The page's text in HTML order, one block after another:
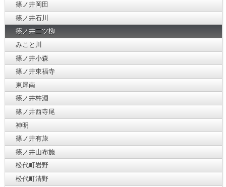
篠ノ井岡田
篠ノ井石川
篠ノ井二ツ柳
みこと川
篠ノ井小森
篠ノ井東福寺
東犀南
篠ノ井杵淵
篠ノ井西寺尾
神明
篠ノ井有旅
篠ノ井山布施
松代町岩野
松代町清野